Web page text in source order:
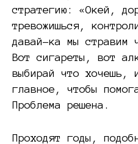
стратегию: «Окей,
тревожишься,
давай-ка мы стравим
Вот сигареты, вот
выбирай что хочешь,
главное, чтобы
Проблема решена.
Проходят годы,